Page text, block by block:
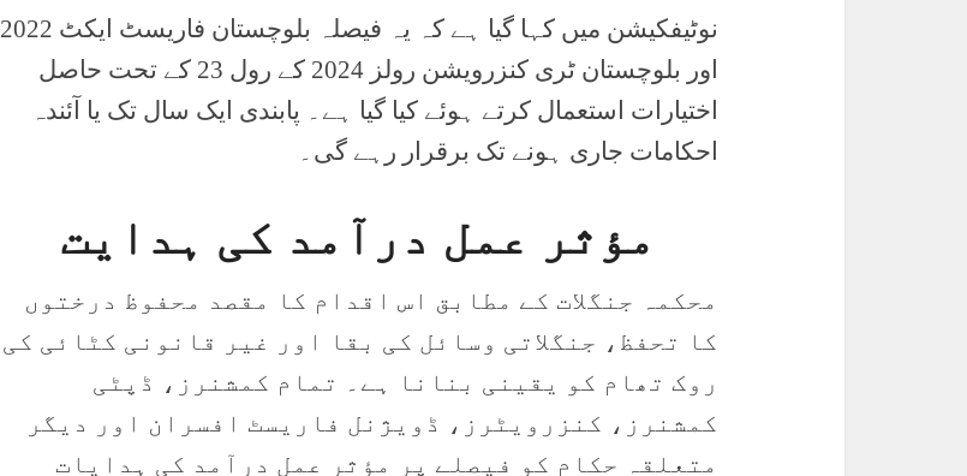
نوٹیفکیشن میں کہا گیا ہے کہ یہ فیصلہ بلوچستان فاریسٹ ایکٹ 2022
اور بلوچستان ٹری کنزرویشن رولز 2024 کے رول 23 کے تحت حاصل
اختیارات استعمال کرتے ہوئے کیا گیا ہے۔ پابندی ایک سال تک یا آئندہ
احکامات جاری ہونے تک برقرار رہے گی۔
مؤثر عمل درآمد کی ہدایت
محکمہ جنگلات کے مطابق اس اقدام کا مقصد محفوظ درختوں
کا تحفظ، جنگلاتی وسائل کی بقا اور غیر قانونی کٹائی کی
روک تھام کو یقینی بنانا ہے۔ تمام کمشنرز، ڈپٹی
کمشنرز، کنزرویٹرز، ڈویژنل فاریسٹ افسران اور دیگر
متعلقہ حکام کو فیصلے پر مؤثر عمل درآمد کی ہدایات